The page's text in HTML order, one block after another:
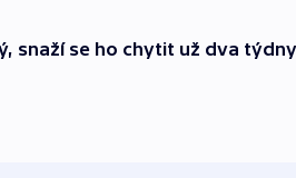
snaží se ho chytit už dva týdny